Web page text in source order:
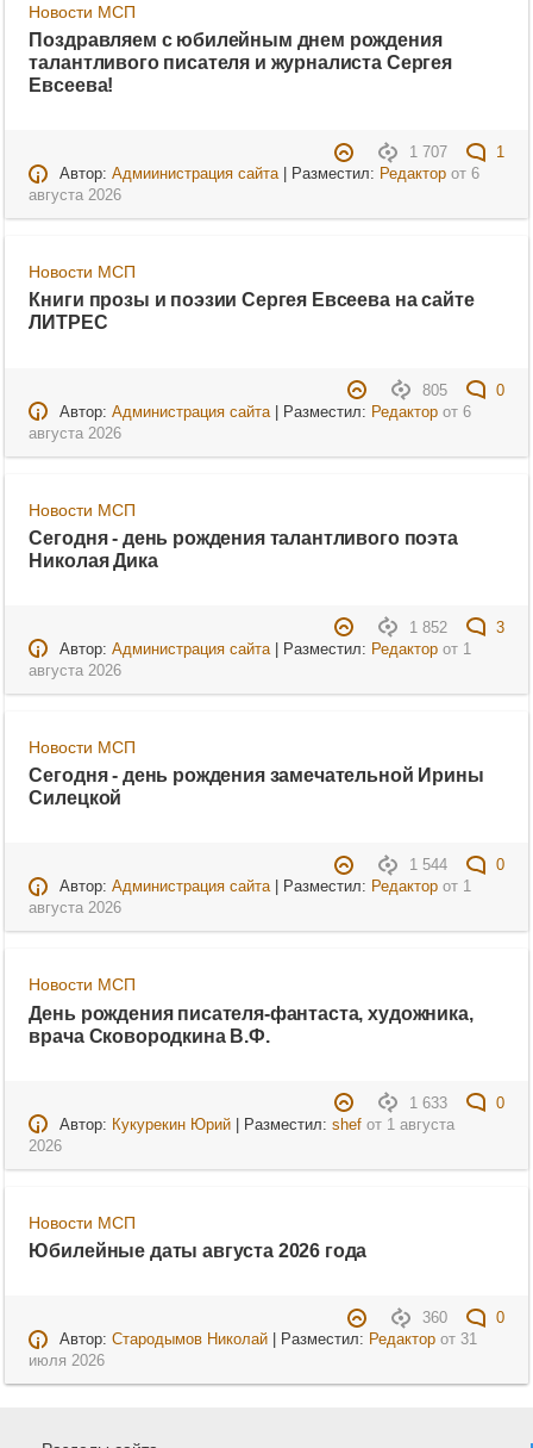
Новости МСП
Поздравляем с юбилейным днем рождения
талантливого писателя и журналиста Сергея
Евсеева!
1 707
1
Автор: Адмиинистрация сайта| Разместил: Редакторот 6
августа 2026
Новости МСП
Книги прозы и поэзии Сергея Евсеева на сайте
ЛИТРЕС
805
0
Автор: Администрация сайта| Разместил: Редакторот 6
августа 2026
Новости МСП
Сегодня - день рождения талантливого поэта
Николая Дика
1 852
3
Автор: Администрация сайта| Разместил: Редакторот 1
августа 2026
Новости МСП
Сегодня - день рождения замечательной Ирины
Силецкой
1 544
0
Автор: Администрация сайта| Разместил: Редакторот 1
августа 2026
Новости МСП
День рождения писателя-фантаста, художника,
врача Сковородкина В.Ф.
1 633
0
Автор: Кукурекин Юрий| Разместил: shefот 1 августа
2026
Новости МСП
Юбилейные даты августа 2026 года
360
0
Автор: Стародымов Николай| Разместил: Редакторот 31
июля 2026